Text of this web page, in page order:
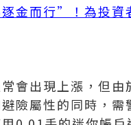
金而行”！為投資
會出現上漲，但由
險屬性的同時，需